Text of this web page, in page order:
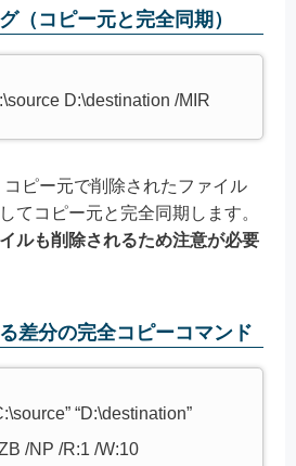
（コピー元と完全同期）
D:\destination /MIR
ピー元で削除されたファイル
てコピー元と完全同期します。
ルも削除されるため注意が必要
差分の完全コピーコマンド
“D:\destination”
/NP /R:1 /W:10